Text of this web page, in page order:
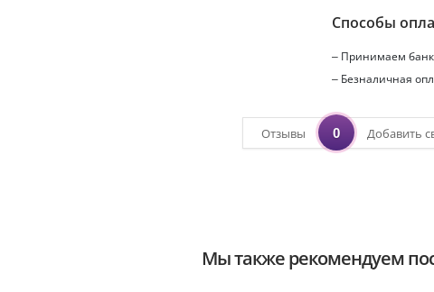
Способы
– Принимаем
– Безналичная
Отзывы 0 Добавить
Мы также рекомендуем